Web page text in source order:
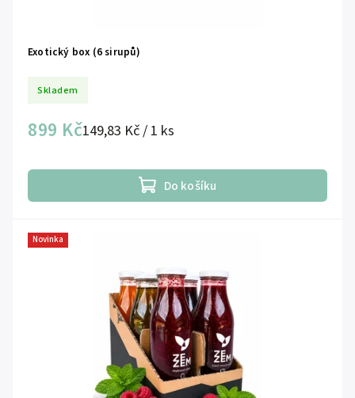
Exotický box (6 sirupů)
Skladem
899 Kč149,83 Kč / 1 ks
Do košíku
Novinka